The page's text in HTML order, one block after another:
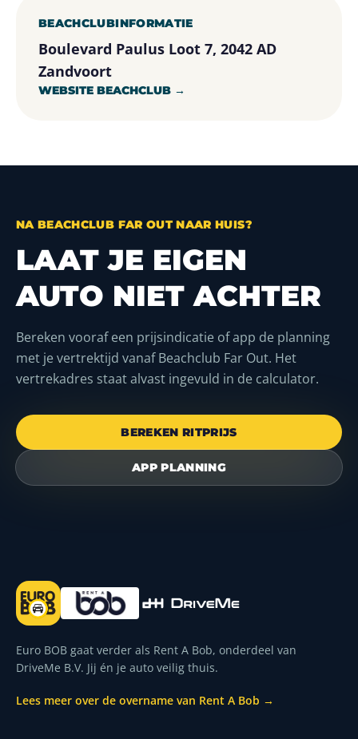
BEACHCLUBINFORMATIE
Boulevard Paulus Loot 7, 2042 AD
Zandvoort
WEBSITE BEACHCLUB →
NA BEACHCLUB FAR OUT NAAR HUIS?
LAAT JE EIGEN
AUTO NIET ACHTER
Bereken vooraf een prijsindicatie of app de planning
met je vertrektijd vanaf Beachclub Far Out. Het
vertrekadres staat alvast ingevuld in de calculator.
BEREKEN RITPRIJS
APP PLANNING
Euro BOB gaat verder als Rent A Bob, onderdeel van
DriveMe B.V. Jij én je auto veilig thuis.
Lees meer over de overname van Rent A Bob →